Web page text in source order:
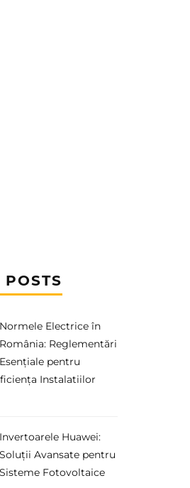
POSTS
Normele Electrice în
România: Reglementări
Esențiale pentru
Instalatiilor
Invertoarele Huawei:
Soluții Avansate pentru
Sisteme Fotovoltaice